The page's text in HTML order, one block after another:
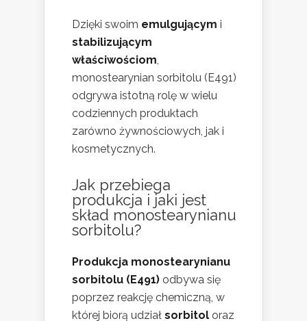
Dzięki swoim emulgującym i
stabilizującym
właściwościom,
monostearynian sorbitolu (E491)
odgrywa istotną rolę w wielu
codziennych produktach
zarówno żywnościowych, jak i
kosmetycznych.
Jak przebiega
produkcja i jaki jest
skład monostearynianu
sorbitolu?
Produkcja monostearynianu
sorbitolu (E491) odbywa się
poprzez reakcję chemiczną, w
której biorą udział sorbitol oraz